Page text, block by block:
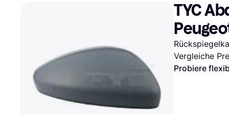
Sofort bezahlen
Bezahle in 3
Teilzahlungen
Bezahle in bis zu 30
Ratenzahlung
H&M
Temu
TYC
Vergleiche
Probiere